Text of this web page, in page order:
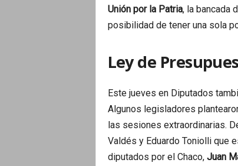
Unión por la Patria, la bancada
posibilidad de tener una sola
Ley de
Este jueves en Diputados
Algunos legisladores
las sesiones extraordinarias.
Valdés y Eduardo Toniolli que
diputados por el Chaco, Juan